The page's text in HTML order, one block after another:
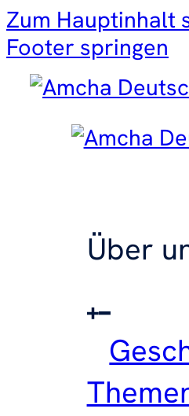
Zum Hauptinhalt
Footer springen
Über